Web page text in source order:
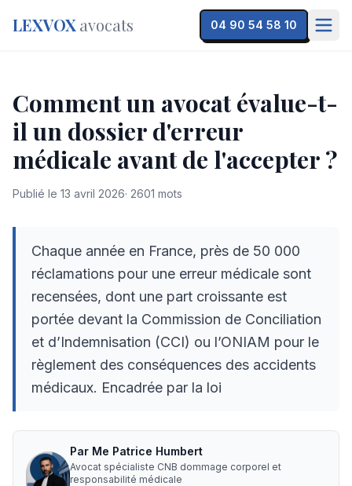
LEXVOX avocats 04 90 54 58 10
Comment un avocat évalue-t-
il un dossier d'erreur
médicale avant de l'accepter ?
Publié le 13 avril 2026· 2601 mots
Chaque année en France, près de 50 000
réclamations pour une erreur médicale sont
recensées, dont une part croissante est
portée devant la Commission de Conciliation
et d’Indemnisation (CCI) ou l’ONIAM pour le
règlement des conséquences des accidents
médicaux. Encadrée par la loi
Par Me Patrice Humbert
Avocat spécialiste CNB dommage corporel et
responsabilité médicale